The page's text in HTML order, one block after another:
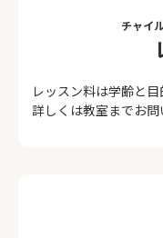
チャイ
レッスン料は学齢と目
詳しくは教室までお問